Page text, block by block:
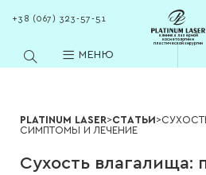
МЕНЮ
клиника лазерной
косметологии и
пластической хирургии
+38 (067) 323-57-51
PLATINUM LASER>СТАТЬИ>
СИМПТОМЫ И ЛЕЧЕНИЕ
Сухость влагалища: